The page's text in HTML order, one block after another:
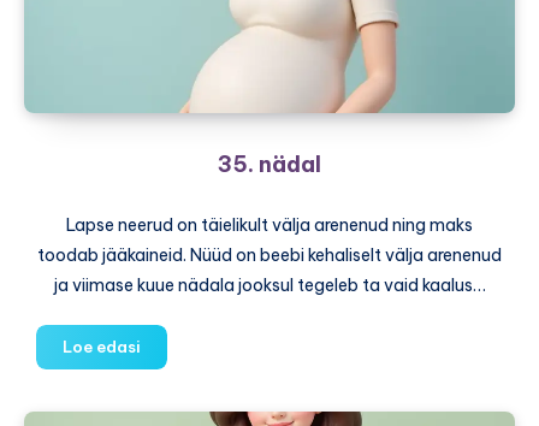
35. nädal
Lapse neerud on täielikult välja arenenud ning maks
toodab jääkaineid. Nüüd on beebi kehaliselt välja arenenud
ja viimase kuue nädala jooksul tegeleb ta vaid kaalus…
Loe edasi
nädal